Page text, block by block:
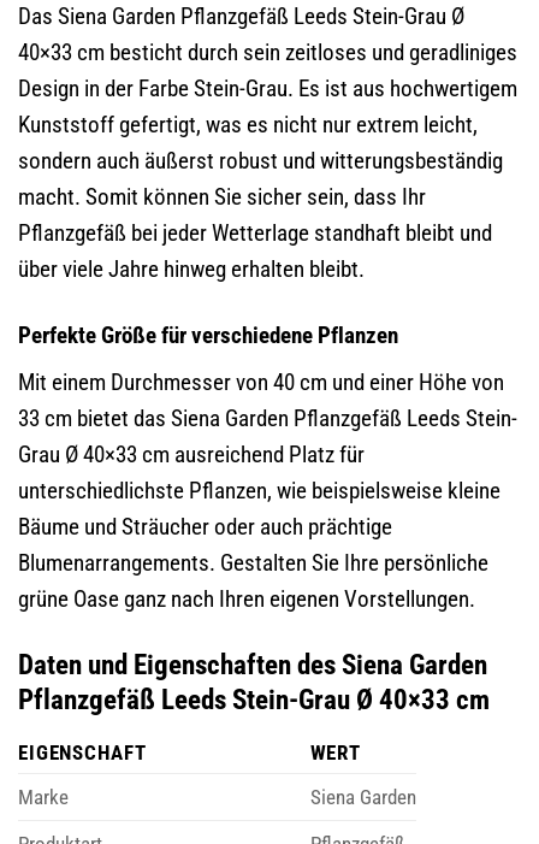
Das Siena Garden Pflanzgefäß Leeds Stein-Grau Ø
40×33 cm besticht durch sein zeitloses und geradliniges
Design in der Farbe Stein-Grau. Es ist aus hochwertigem
Kunststoff gefertigt, was es nicht nur extrem leicht,
sondern auch äußerst robust und witterungsbeständig
macht. Somit können Sie sicher sein, dass Ihr
Pflanzgefäß bei jeder Wetterlage standhaft bleibt und
über viele Jahre hinweg erhalten bleibt.
Perfekte Größe für verschiedene Pflanzen
Mit einem Durchmesser von 40 cm und einer Höhe von
33 cm bietet das Siena Garden Pflanzgefäß Leeds Stein-
Grau Ø 40×33 cm ausreichend Platz für
unterschiedlichste Pflanzen, wie beispielsweise kleine
Bäume und Sträucher oder auch prächtige
Blumenarrangements. Gestalten Sie Ihre persönliche
grüne Oase ganz nach Ihren eigenen Vorstellungen.
Daten und Eigenschaften des Siena Garden
Pflanzgefäß Leeds Stein-Grau Ø 40×33 cm
EIGENSCHAFT
WERT
Marke
Siena Garden